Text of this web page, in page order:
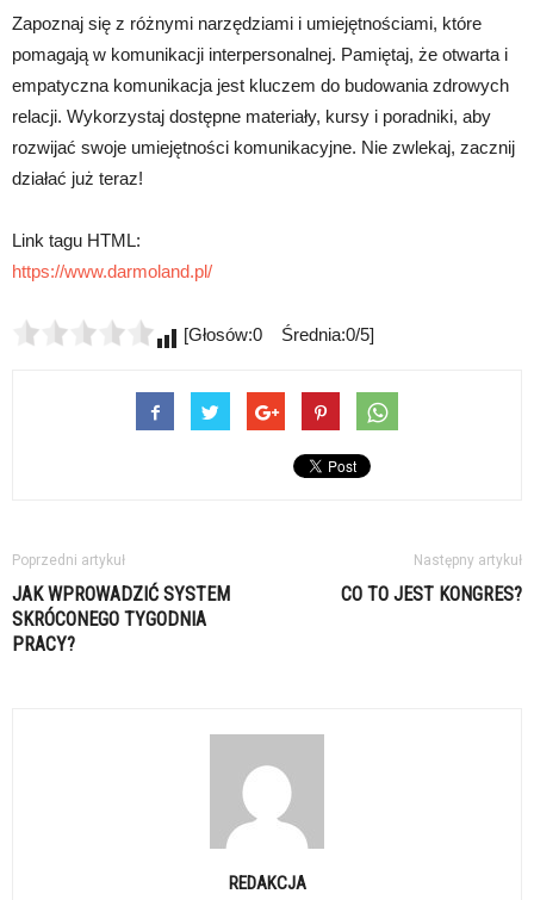
Zapoznaj się z różnymi narzędziami i umiejętnościami, które
pomagają w komunikacji interpersonalnej. Pamiętaj, że otwarta i
empatyczna komunikacja jest kluczem do budowania zdrowych
relacji. Wykorzystaj dostępne materiały, kursy i poradniki, aby
rozwijać swoje umiejętności komunikacyjne. Nie zwlekaj, zacznij
działać już teraz!
Link tagu HTML:
https://www.darmoland.pl/
[Głosów:0 Średnia:0/5]
Poprzedni artykuł
JAK WPROWADZIĆ SYSTEM
SKRÓCONEGO TYGODNIA
PRACY?
Następny artykuł
CO TO JEST KONGRES?
REDAKCJA